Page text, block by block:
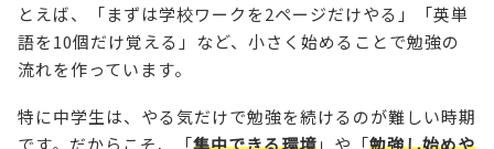
とえば、「まずは学校ワークを2ページだけやる」「英単
語を10個だけ覚える」など、小さく始めることで勉強の
流れを作っています。
特に中学生は、やる気だけで勉強を続けるのが難しい時期
です。だからこそ、「集中できる環境」や「勉強し始めや